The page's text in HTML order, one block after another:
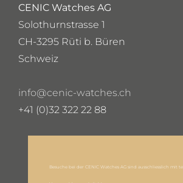
CENIC Watches AG
Solothurnstrasse 1
CH-3295 Rüti b. Büren
Schweiz
info@cenic-watches.ch
+41 (0)32 322 22 88
Besuche bei der CENIC Watches AG sind ausschliesslich mit